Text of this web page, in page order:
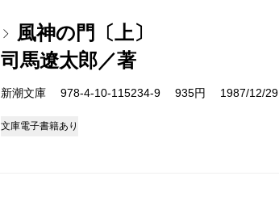
風神の門〔上〕
司馬遼太郎／著
新潮文庫 978-4-10-115234-9 935円 1987/12/29
文庫電子書籍あり